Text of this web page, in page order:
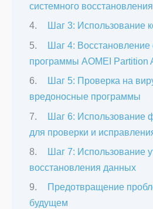
системного восстановления
Шаг 3: Использование
Шаг 4:
программы AOMEI Partition
Шаг 5: Проверка на
вредоносные программы
Шаг 6: Использование
для проверки и
Шаг 7: Использование
восстановления данных
Предотвращение
будущем